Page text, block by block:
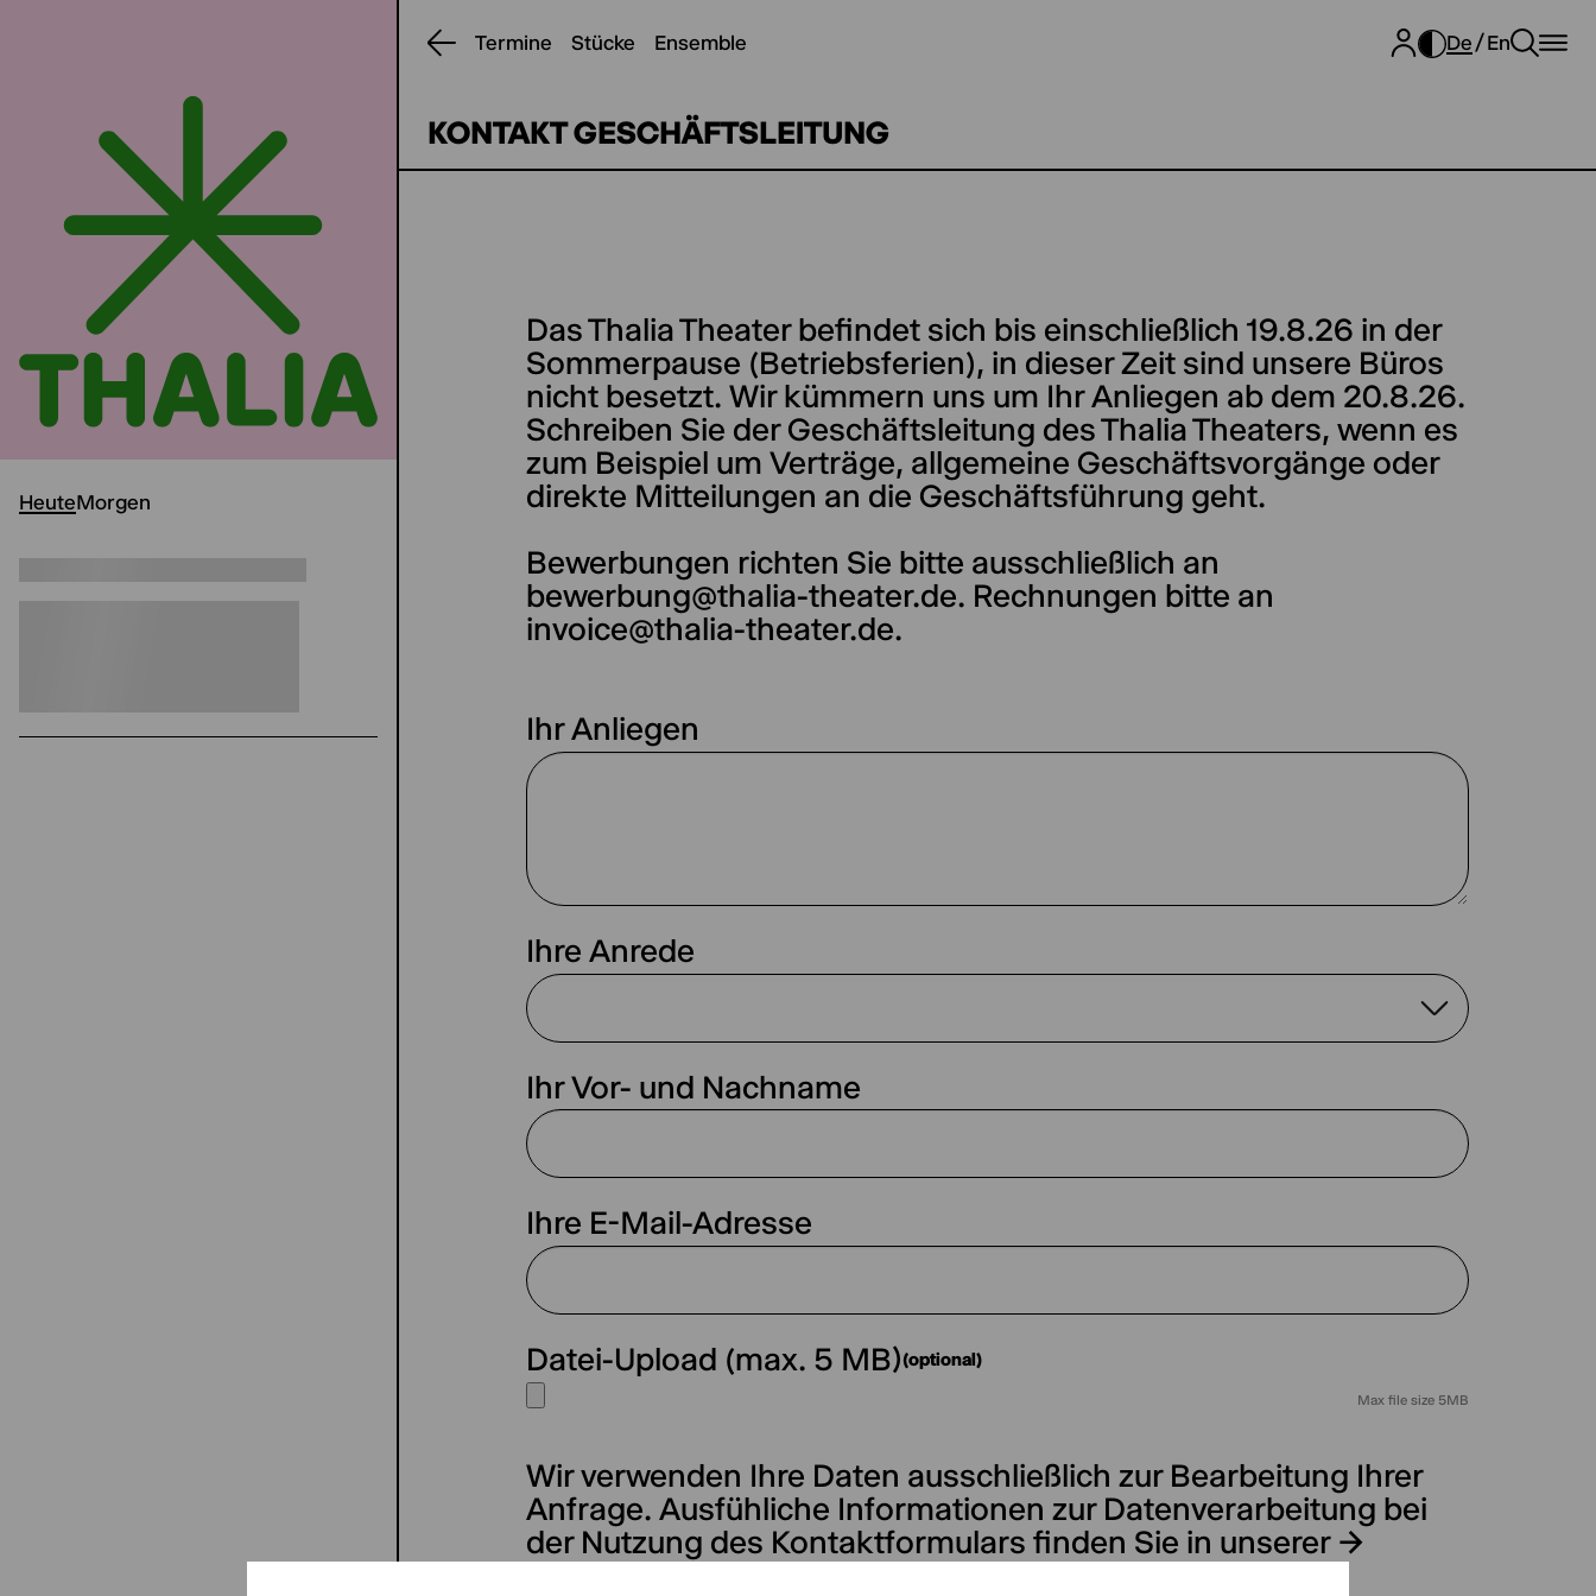
HeuteMorgen
Termine Stücke Ensemble De En
KONTAKT GESCHÄFTSLEITUNG
Das Thalia Theater befindet sich bis einschließlich 19.8.26 in der
Sommerpause (Betriebsferien), in dieser Zeit sind unsere Büros
nicht besetzt. Wir kümmern uns um Ihr Anliegen ab dem 20.8.26.
Schreiben Sie der Geschäftsleitung des Thalia Theaters, wenn es
zum Beispiel um Verträge, allgemeine Geschäftsvorgänge oder
direkte Mitteilungen an die Geschäftsführung geht.
Bewerbungen richten Sie bitte ausschließlich an
bewerbung@thalia-theater.de. Rechnungen bitte an
invoice@thalia-theater.de.
Ihr Anliegen
Ihre Anrede
Ihr Vor- und Nachname
Ihre E-Mail-Adresse
Datei-Upload (max. 5 MB)(optional)
Max file size 5MB
Wir verwenden Ihre Daten ausschließlich zur Bearbeitung Ihrer
Anfrage. Ausfühliche Informationen zur Datenverarbeitung bei
der Nutzung des Kontaktformulars finden Sie in unserer →
(optional)